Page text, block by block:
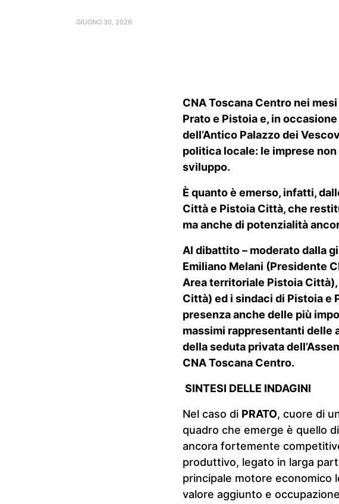
GIUGNO 30, 2026
CNA Toscana Centro nei
Prato e Pistoia e, in
dell’Antico Palazzo dei
politica locale: le imprese
sviluppo.
È quanto è emerso, infatti,
Città e Pistoia Città, che
ma anche di potenzialità
Al dibattito – moderato dalla
Emiliano Melani (Presidente
Area territoriale Pistoia
Città) ed i sindaci di Pistoia e
presenza anche delle più
massimi rappresentanti delle
della seduta privata
CNA Toscana Centro.
SINTESI DELLE INDAGINI
Nel caso di PRATO, cuore di
quadro che emerge è quello
ancora fortemente
produttivo, legato in larga
principale motore economico
valore aggiunto e